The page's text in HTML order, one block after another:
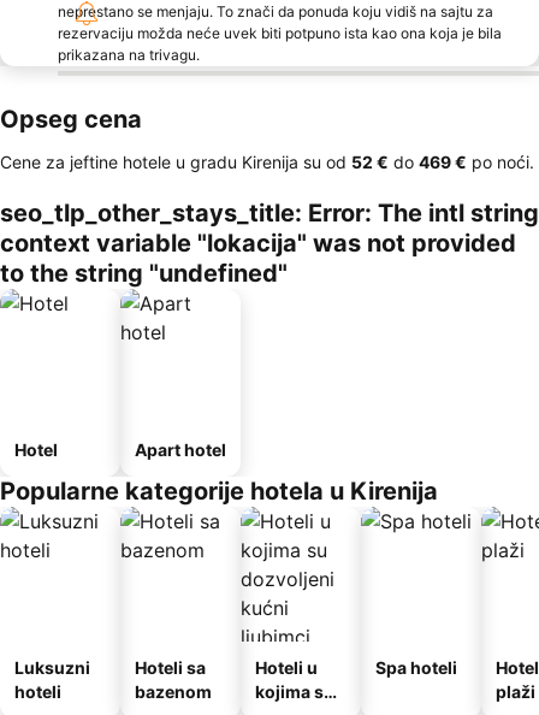
neprestano se menjaju. To znači da ponuda koju vidiš na sajtu za
rezervaciju možda neće uvek biti potpuno ista kao ona koja je bila
prikazana na trivagu.
Opseg cena
Cene za jeftine hotele u gradu Kirenija su od ‎52 € do ‎469 € po noći.
seo_tlp_other_stays_title: Error: The intl string
context variable "lokacija" was not provided
to the string "undefined"
Hotel Apart hotel
Popularne kategorije hotela u Kirenija
Luksuzni
hoteli
Hoteli sa
bazenom
Hoteli u
kojima su
Spa hoteli
plaži